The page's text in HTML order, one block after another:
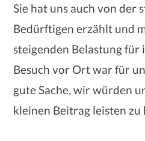
Sie hat uns auch von der
Bedürftigen erzählt und
steigenden Belastung für
Besuch vor Ort war für
gute Sache, wir würden
kleinen Beitrag leisten zu